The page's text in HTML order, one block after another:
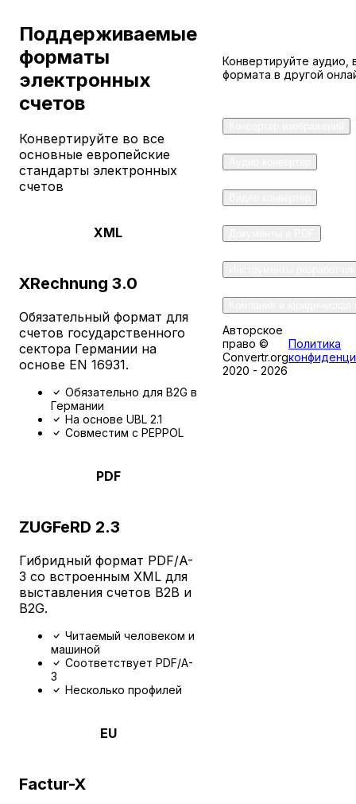
Convertr.org
Конвертер
в
электронный
ваши
PDF-
счета
в
соответствующие
форматы
электронных
счетов
PDF-счет
Нажмите
здесь
или
перетащите
PDF-
файл
Максимум
только
Поддерживаемые
форматы
электронных
счетов
Конвертируйте во все
основные европейские
стандарты электронных
счетов
XML
XRechnung 3.0
Обязательный формат для
счетов государственного
сектора Германии на
основе EN 16931.
Обязательно для B2G в
Германии
На основе UBL 2.1
Совместим с PEPPOL
PDF
ZUGFeRD 2.3
Гибридный формат PDF/A-
3 со встроенным XML для
выставления счетов B2B и
B2G.
Читаемый человеком и
машиной
Соответствует PDF/A-
3
Несколько профилей
EU
Factur-X
Конвертируйте аудио,
формата в другой
Авторское
право ©
Convertr.org
2020 - 2026
Политика